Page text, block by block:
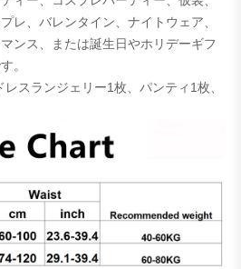
レ、バレンタイン、ナイトウェア、
ンス、または誕生日やホリデーギフ
。
スランジェリー1枚、 パンティ1枚、